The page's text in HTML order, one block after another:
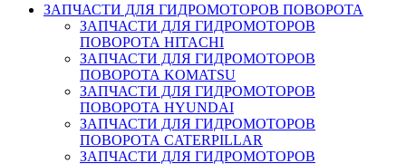
ЗАПЧАСТИ ДЛЯ ГИДРОМОТОРОВ ПОВОРОТА
ЗАПЧАСТИ ДЛЯ ГИДРОМОТОРОВ
ПОВОРОТА HITACHI
ЗАПЧАСТИ ДЛЯ ГИДРОМОТОРОВ
ПОВОРОТА KOMATSU
ЗАПЧАСТИ ДЛЯ ГИДРОМОТОРОВ
ПОВОРОТА HYUNDAI
ЗАПЧАСТИ ДЛЯ ГИДРОМОТОРОВ
ПОВОРОТА CATERPILLAR
ЗАПЧАСТИ ДЛЯ ГИДРОМОТОРОВ